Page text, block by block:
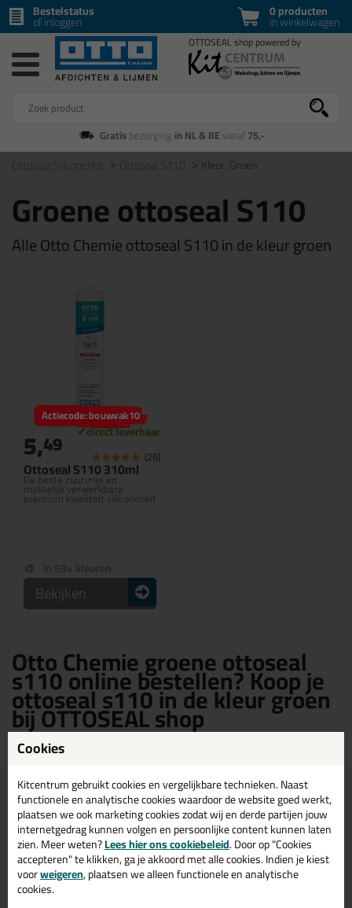
0 producten
in winkelwagen
Bestelstatus
of inloggen
Gratisbezorging in NL & BEvanaf75,-
Kleur: Groen
Groene ottoseal S110
Alle Otto Chemie ottoseal S110 in de kleur groen
Ottoseal S110 310ml
De beste zuurvrije en
makkelijk verwerkbare
premium kwaliteit siliconenkit
Actiecode: bouwvak10
5,49 (26)
Bekijken
Otto Chemie groene ottoseal
s110 online bestellen? Koop je
ottoseal s110 in de kleur groen
bij OTTOSEAL shop
Otto Chemie ottoseal S110 in de kleur groen kopen? Op OTTOSEAL
Bestel je Otto Chemie ottoseal s110 groen daarom gemakkelijk en snel
op OTTOSEAL shop!
Voor 16:00 uur besteld
morgen in huis
Gratisbezorging inNL & BE
vanaf75,-
Cookies
Kitcentrum gebruikt cookies en vergelijkbare technieken. Naast
functionele en analytische cookies waardoor de website goed werkt,
plaatsen we ook marketing cookies zodat wij en derde partijen jouw
internetgedrag kunnen volgen en persoonlijke content kunnen laten
zien. Meer weten?Lees hier ons cookiebeleid. Door op "Cookies
accepteren" te klikken, ga je akkoord met alle cookies. Indien je kiest
voorweigeren, plaatsen we alleen functionele en analytische
cookies.